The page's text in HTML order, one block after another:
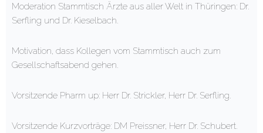
Moderation Stammtisch Ärzte aus aller Welt in Thüringen: Dr.
Serfling und Dr. Kieselbach.
Motivation, dass Kollegen vom Stammtisch auch zum
Gesellschaftsabend gehen.
Vorsitzende Pharm up: Herr Dr. Strickler, Herr Dr. Serfling.
Vorsitzende Kurzvorträge: DM Preissner, Herr Dr. Schubert.